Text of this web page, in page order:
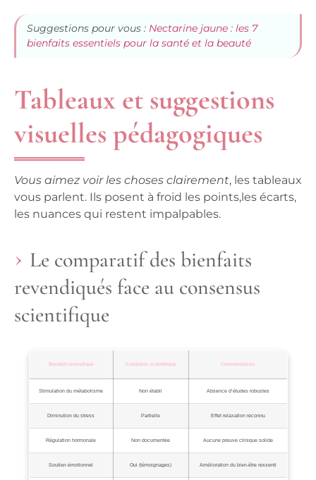
Suggestions pour vous : Nectarine jaune : les 7
bienfaits essentiels pour la santé et la beauté
Tableaux et suggestions
visuelles pédagogiques
Vous aimez voir les choses clairement, les tableaux
vous parlent. Ils posent à froid les points,les écarts,
les nuances qui restent impalpables.
Le comparatif des bienfaits
revendiqués face au consensus
scientifique
Bienfait revendiqué Validation scientifique Commentaires
Stimulation du métabolisme Non établi Absence d’études robustes
Diminution du stress Partielle Effet relaxation reconnu
Régulation hormonale Non documentée Aucune preuve clinique solide
Soutien émotionnel Oui (témoignages) Amélioration du bien-être ressenti